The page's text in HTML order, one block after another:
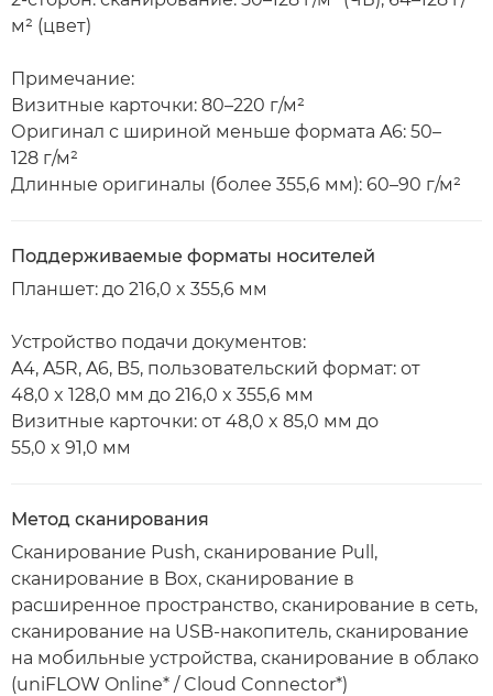
м² (цвет)
Примечание:
Визитные карточки: 80–220 г/м²
Оригинал с шириной меньше формата A6: 50–
128 г/м²
Длинные оригиналы (более 355,6 мм): 60–90 г/м²
Поддерживаемые форматы носителей
Планшет: до 216,0 x 355,6 мм
Устройство подачи документов:
A4, A5R, A6, B5, пользовательский формат: от
48,0 x 128,0 мм до 216,0 x 355,6 мм
Визитные карточки: от 48,0 x 85,0 мм до
55,0 x 91,0 мм
Метод сканирования
Сканирование Push, сканирование Pull,
сканирование в Box, сканирование в
расширенное пространство, сканирование в сеть,
сканирование на USB-накопитель, сканирование
на мобильные устройства, сканирование в облако
(uniFLOW Online* / Cloud Connector*)